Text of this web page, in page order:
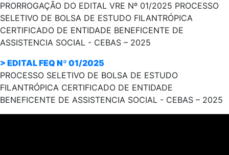
PRORROGAÇÃO DO EDITAL VRE Nº 01/2025 PROCESSO
SELETIVO DE BOLSA DE ESTUDO FILANTRÓPICA
CERTIFICADO DE ENTIDADE BENEFICENTE DE
ASSISTENCIA SOCIAL - CEBAS – 2025
> EDITAL FEQ Nº 01/2025
PROCESSO SELETIVO DE BOLSA DE ESTUDO
FILANTRÓPICA CERTIFICADO DE ENTIDADE
BENEFICENTE DE ASSISTENCIA SOCIAL - CEBAS – 2025